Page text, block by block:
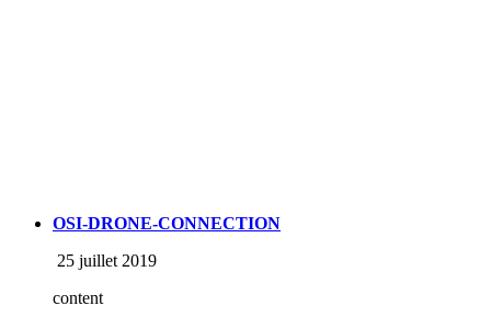
OSI-DRONE-CONNECTION
25 juillet 2019
content